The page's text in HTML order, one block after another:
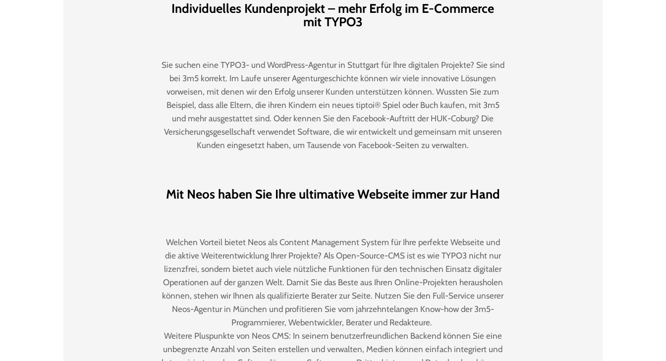
Individuelles Kundenprojekt – mehr Erfolg im E-Commerce
mit TYPO3
Sie suchen eine TYPO3- und WordPress-Agentur in Stuttgart für Ihre digitalen Projekte? Sie sind
bei 3m5 korrekt. Im Laufe unserer Agenturgeschichte können wir viele innovative Lösungen
vorweisen, mit denen wir den Erfolg unserer Kunden unterstützen können. Wussten Sie zum
Beispiel, dass alle Eltern, die ihren Kindern ein neues tiptoi® Spiel oder Buch kaufen, mit 3m5
und mehr ausgestattet sind. Oder kennen Sie den Facebook-Auftritt der HUK-Coburg? Die
Versicherungsgesellschaft verwendet Software, die wir entwickelt und gemeinsam mit unseren
Kunden eingesetzt haben, um Tausende von Facebook-Seiten zu verwalten.
Mit Neos haben Sie Ihre ultimative Webseite immer zur Hand
Welchen Vorteil bietet Neos als Content Management System für Ihre perfekte Webseite und
die aktive Weiterentwicklung Ihrer Projekte? Als Open-Source-CMS ist es wie TYPO3 nicht nur
lizenzfrei, sondern bietet auch viele nützliche Funktionen für den technischen Einsatz digitaler
Operationen auf der ganzen Welt. Damit Sie das Beste aus Ihren Online-Projekten herausholen
können, stehen wir Ihnen als qualifizierte Berater zur Seite. Nutzen Sie den Full-Service unserer
Neos-Agentur in München und profitieren Sie vom jahrzehntelangen Know-how der 3m5-
Programmierer, Webentwickler, Berater und Redakteure.
Weitere Pluspunkte von Neos CMS: In seinem benutzerfreundlichen Backend können Sie eine
unbegrenzte Anzahl von Seiten erstellen und verwalten, Medien können einfach integriert und